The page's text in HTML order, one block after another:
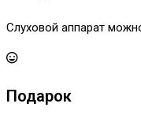
Слуховой аппарат
Подарок